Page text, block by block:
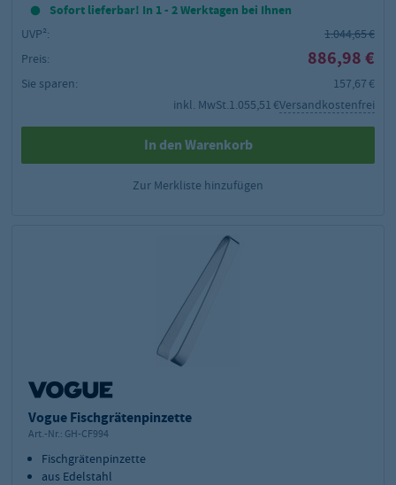
Sofort lieferbar! In 1 - 2 Werktagen bei Ihnen
UVP²:
1.044,65 €
Preis:
886,98 €
Sie sparen:
157,67 €
inkl. MwSt.1.055,51 €Versandkostenfrei
In den Warenkorb
Zur Merkliste hinzufügen
Vogue Fischgrätenpinzette
Art.-Nr.: GH-CF994
Fischgrätenpinzette
aus Edelstahl